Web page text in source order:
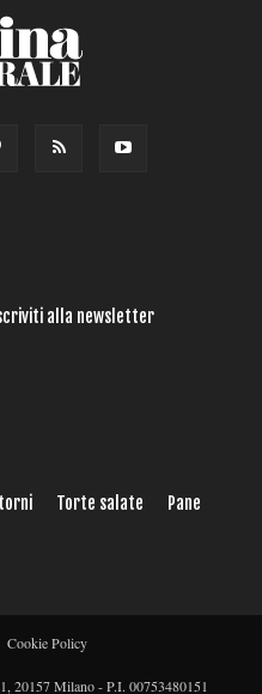
alla newsletter
Torte salate
Pane
Cookie Policy
20157 Milano - P.I. 00753480151